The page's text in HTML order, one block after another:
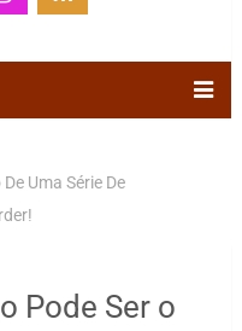
Uma Série De
Pode Ser o